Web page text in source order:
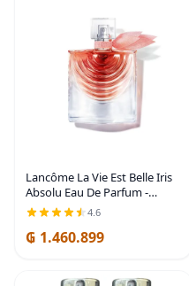
Lancôme La Vie Est Belle Iris
Absolu Eau De Parfum -
Perfume cálido y picante para
mujer - Con notas de iris,
jazmín e higo - Fragancia de
4.6
₲ 1.460.899